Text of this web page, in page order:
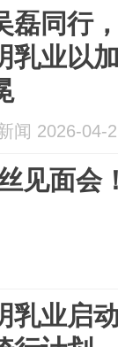
磊同行
乳业以
闻 2026-04-
见面会
乳业启